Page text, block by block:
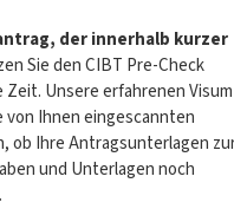
der innerhalb kurzer
Sie den CIBT Pre-Check
Zeit. Unsere erfahrenen
Ihnen eingescannten
ob Ihre Antragsunterlagen
und Unterlagen noch